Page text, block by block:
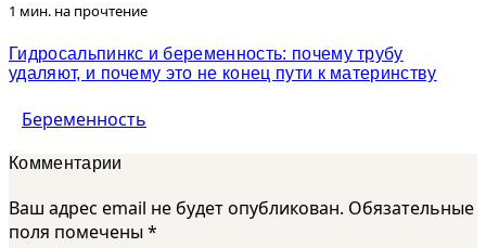
1 мин. на прочтение
Гидросальпинкс и беременность: почему трубу
удаляют, и почему это не конец пути к материнству
Беременность
Комментарии
Ваш адрес email не будет опубликован. Обязательные
поля помечены*